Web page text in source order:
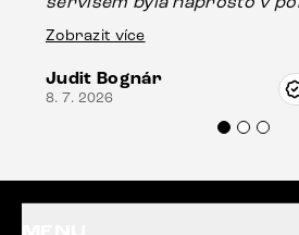
drobné poškození u nohy
Vincze mi velmi korektně
Doporučuji produkty Delife
Zobrazit více
Judit Bognár
8. 7. 2026